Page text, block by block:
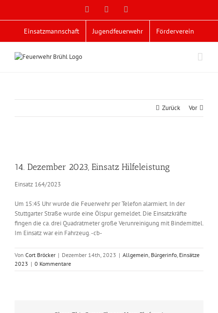
Facebook
Einsatzmannschaft Jugendfeuerwehr Förderverein
Zurück Vor
Bild
14. Dezember 2023, Einsatz Hilfeleistung
Einsatz 164/2023
Um 15:45 Uhr wurde die Feuerwehr per Telefon alarmiert. In der
Stuttgarter Straße wurde eine Ölspur gemeldet. Die Einsatzkräfte
fingen die ca. drei Quadratmeter große Verunreinigung mit Bindemittel.
Im Einsatz war ein Fahrzeug. -cb-
Von Cort Bröcker | Dezember 14th, 2023 | Allgemein, Bürgerinfo, Einsätze
2023 | 0 Kommentare